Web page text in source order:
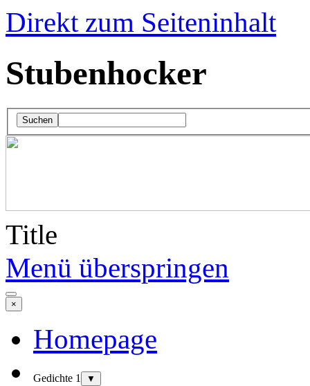
Direkt zum Seiteninhalt
Stubenhocker
Suchen
Title
Menü überspringen
×
Homepage
Gedichte 1 ▼